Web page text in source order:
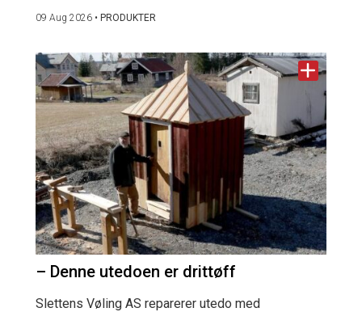
09 Aug 2026 • PRODUKTER
– Denne utedoen er drittøff
Slettens Vøling AS reparerer utedo med